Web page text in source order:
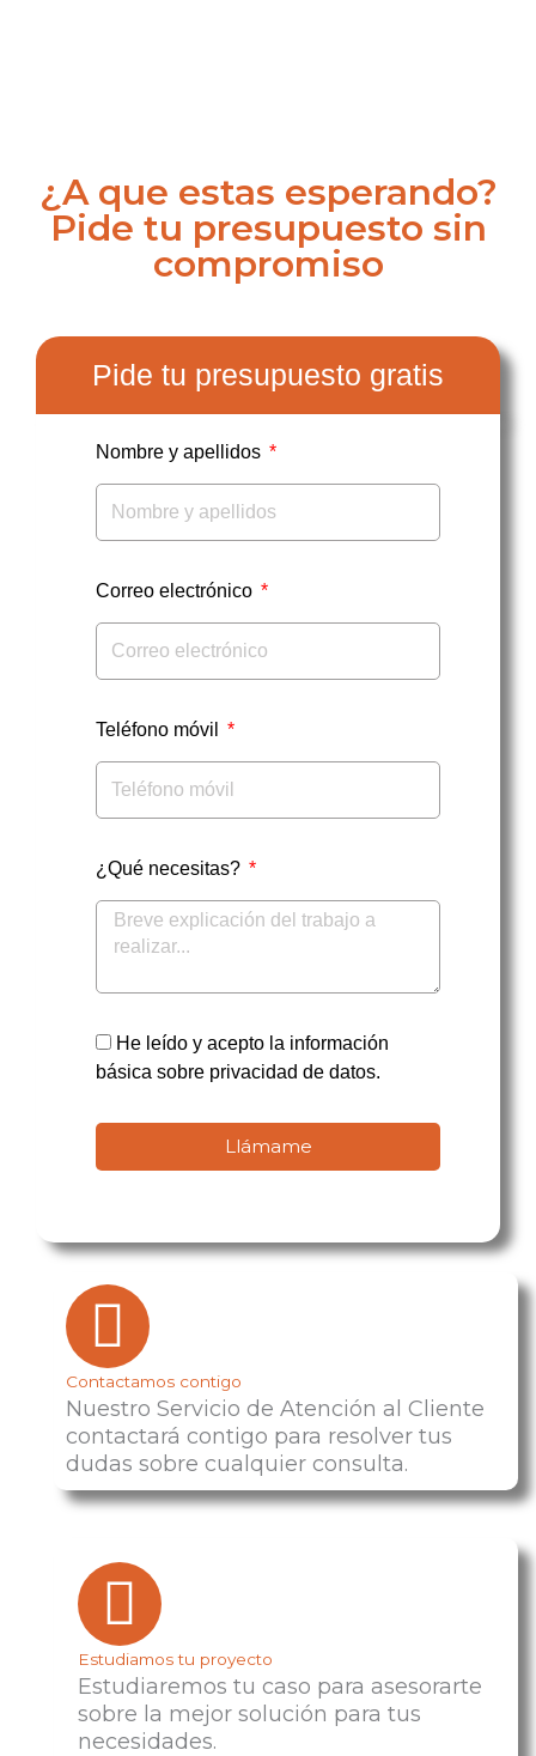
¿A que estas esperando?
Pide tu presupuesto sin
compromiso
Pide tu presupuesto gratis
Nombre y apellidos
Correo electrónico
Teléfono móvil
¿Qué necesitas?
He leído y acepto la información
básica sobre privacidad de datos.
Llámame
Contactamos contigo
Nuestro Servicio de Atención al Cliente
contactará contigo para resolver tus
dudas sobre cualquier consulta.
Estudiamos tu proyecto
Estudiaremos tu caso para asesorarte
sobre la mejor solución para tus
necesidades.